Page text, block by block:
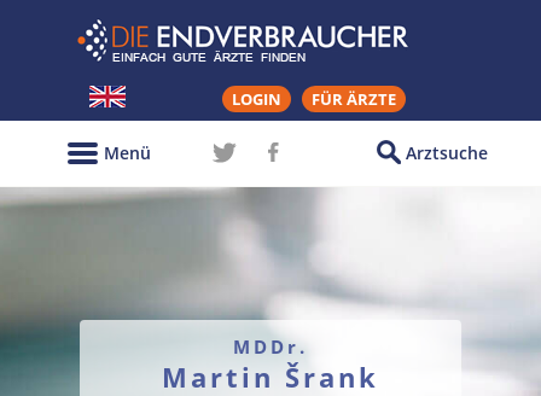
LOGIN FÜR ÄRZTE
Arztsuche
Menü
MDDr.
Martin Šrank